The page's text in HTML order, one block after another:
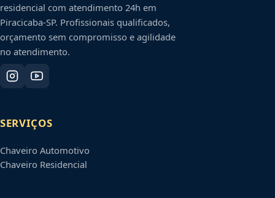
residencial com atendimento 24h em
Piracicaba-SP. Profissionais qualificados,
orçamento sem compromisso e agilidade
no atendimento.
SERVIÇOS
Chaveiro Automotivo
Chaveiro Residencial